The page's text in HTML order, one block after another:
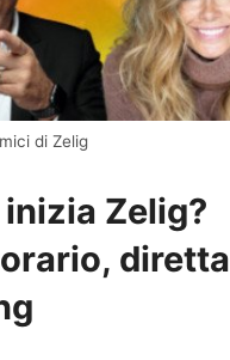
di Zelig
Zelig?
diretta